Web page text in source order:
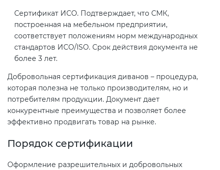
Сертификат ИСО. Подтверждает, что СМК,
построенная на мебельном предприятии,
соответствует положениям норм международных
стандартов ИСО/ISO. Срок действия документа не
более 3 лет.
Добровольная сертификация диванов – процедура,
которая полезна не только производителям, но и
потребителям продукции. Документ дает
конкурентные преимущества и позволяет более
эффективно продвигать товар на рынке.
Порядок сертификации
Оформление разрешительных и добровольных